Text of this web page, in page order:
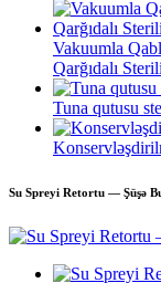
Vakuumla
Qarğıdalı
Tuna qutusu
Su Spreyi Retortu — Şüşə